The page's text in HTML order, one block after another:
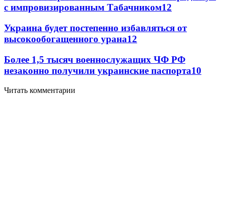
с импровизированным Табачником12
Украина будет постепенно избавляться от
высокообогащенного урана12
Более 1,5 тысяч военнослужащих ЧФ РФ
незаконно получили украинские паспорта10
Читать комментарии